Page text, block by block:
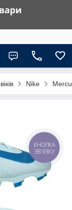
Nike
КНОПКА
ЗВ'ЯЗКУ